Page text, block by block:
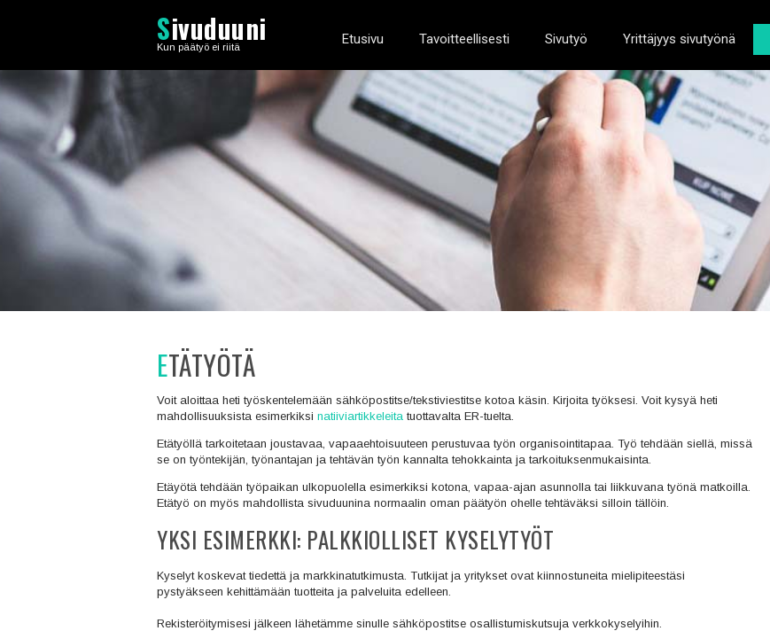
Sivuduuni
Kun päätyö ei riitä Etusivu Tavoitteellisesti Sivutyö Yrittäjyys sivutyönä
ETÄTYÖTÄ
Voit aloittaa heti työskentelemään sähköpostitse/tekstiviestitse kotoa käsin. Kirjoita työksesi. Voit kysyä heti
mahdollisuuksista esimerkiksi natiiviartikkeleita tuottavalta ER-tuelta.
Etätyöllä tarkoitetaan joustavaa, vapaaehtoisuuteen perustuvaa työn organisointitapaa. Työ tehdään siellä, missä
se on työntekijän, työnantajan ja tehtävän työn kannalta tehokkainta ja tarkoituksenmukaisinta.
Etäyötä tehdään työpaikan ulkopuolella esimerkiksi kotona, vapaa-ajan asunnolla tai liikkuvana työnä matkoilla.
Etätyö on myös mahdollista sivuduunina normaalin oman päätyön ohelle tehtäväksi silloin tällöin.
YKSI ESIMERKKI: PALKKIOLLISET KYSELYTYÖT
Kyselyt koskevat tiedettä ja markkinatutkimusta. Tutkijat ja yritykset ovat kiinnostuneita mielipiteestäsi
pystyäkseen kehittämään tuotteita ja palveluita edelleen.
Rekisteröitymisesi jälkeen lähetämme sinulle sähköpostitse osallistumiskutsuja verkkokyselyihin.